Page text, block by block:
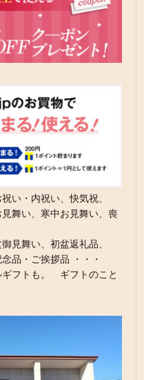
い・内祝い、快気祝、
舞い、寒中お見舞い、喪
見舞い、初盆返礼品、
品・ご挨拶品 ・・・
ギフトも。 ギフトのこと